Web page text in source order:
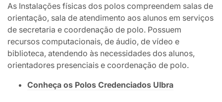
As Instalações físicas dos polos compreendem salas de
orientação, sala de atendimento aos alunos em serviços
de secretaria e coordenação de polo. Possuem
recursos computacionais, de áudio, de vídeo e
biblioteca, atendendo às necessidades dos alunos,
orientadores presenciais e coordenação de polo.
Conheça os Polos Credenciados Ulbra